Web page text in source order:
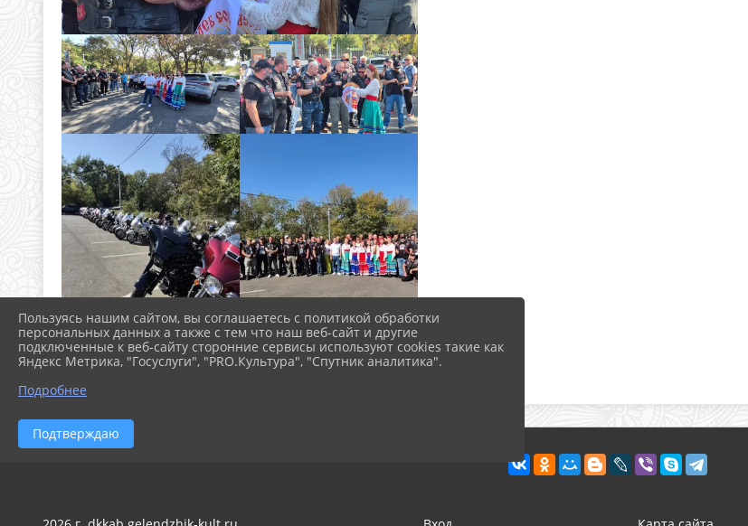
Пользуясь нашим сайтом, вы соглашаетесь с политикой обработки
персональных данных а также с тем что наш веб-сайт и другие
подключенные к веб-сайту сторонние сервисы используют cookies такие как
Яндекс Метрика, "Госуслуги", "PRO.Культура", "Спутник аналитика".
Подробнее
Подтверждаю